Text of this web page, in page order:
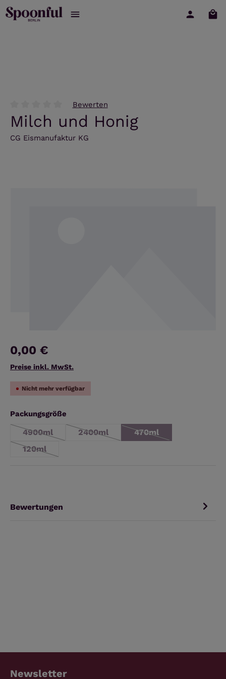
Zum Hauptinhalt springen
Durchschnittliche Bewertung von 0 von 5 Sternen
Bewerten
Milch und Honig
CG Eismanufaktur KG
0,00 €
Preise inkl. MwSt.
Nicht mehr verfügbar
Packungsgröße
4900ml
(Diese Option ist zurzeit nicht verfügbar.)
2400ml
(Diese Option ist zurzeit nicht
470ml
(Diese Option ist
120ml
(Diese Option ist zurzeit nicht verfügbar.)
Bewertungen
Newsletter